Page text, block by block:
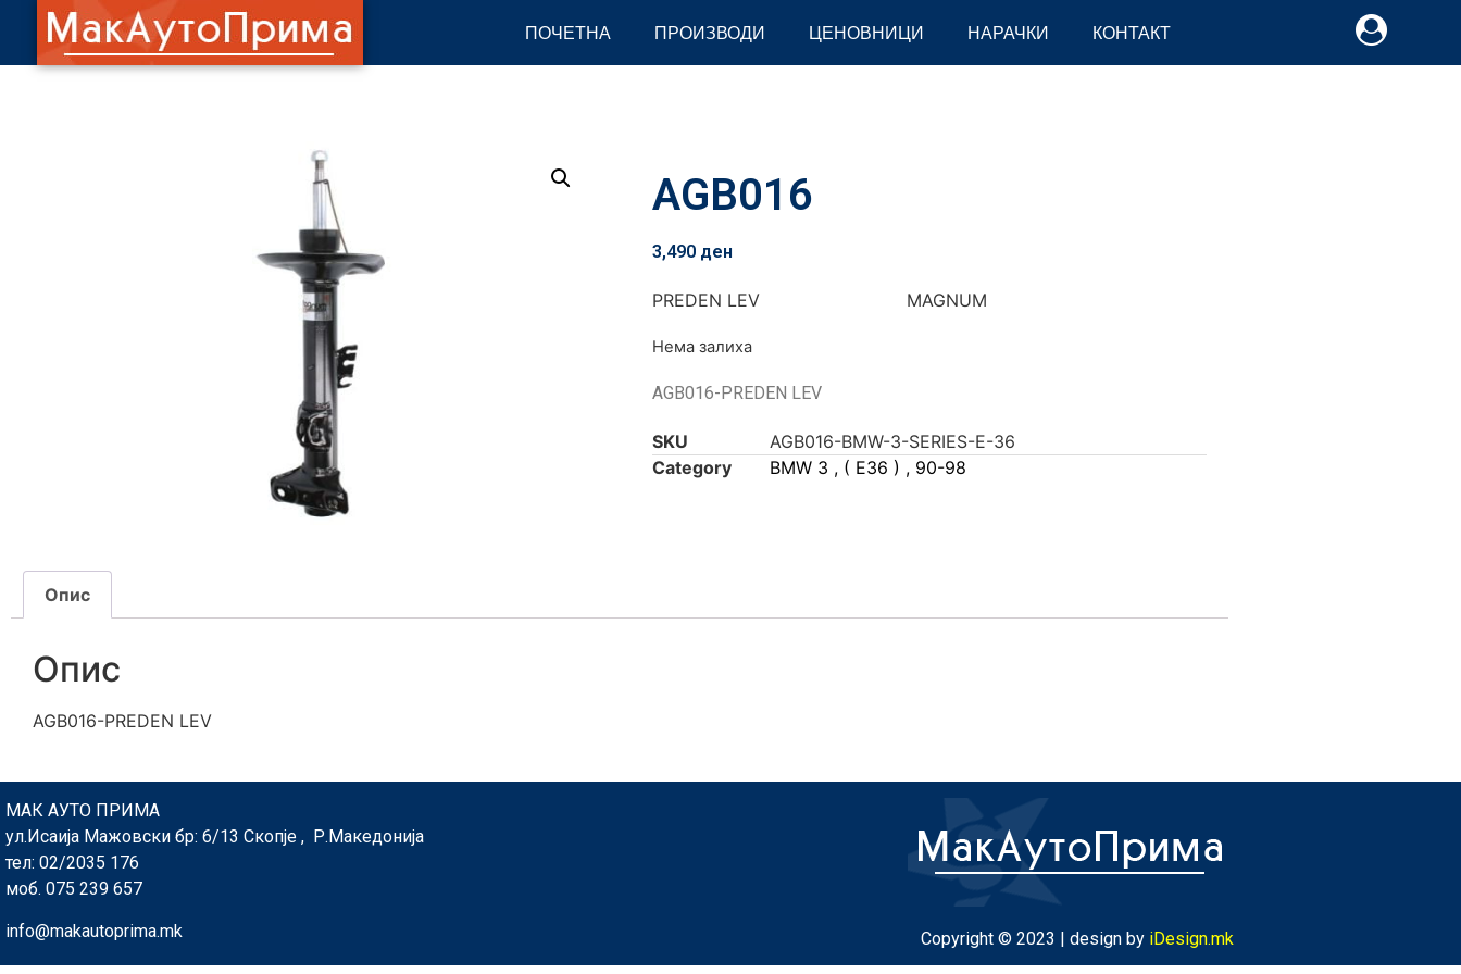
ПОЧЕТНА ПРОИЗВОДИ ЦЕНОВНИЦИ НАРАЧКИ КОНТАКТ
AGB016
3,490 ден
PREDEN LEV MAGNUM
Нема залиха
AGB016-PREDEN LEV
SKU
AGB016-BMW-3-SERIES-E-36
Category
BMW 3 , ( E36 ) , 90-98
Опис
Опис
AGB016-PREDEN LEV
МАК АУТО ПРИМА
ул.Исаија Мажовски бр: 6/13 Скопје , Р.Македонија
тел: 02/2035 176
моб. 075 239 657
info@makautoprima.mk Copyright © 2023 | design by iDesign.mk